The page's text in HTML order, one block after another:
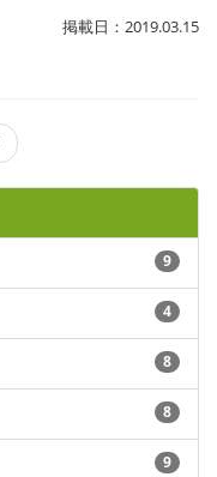
掲載日：2019.03.15
9
4
8
8
9